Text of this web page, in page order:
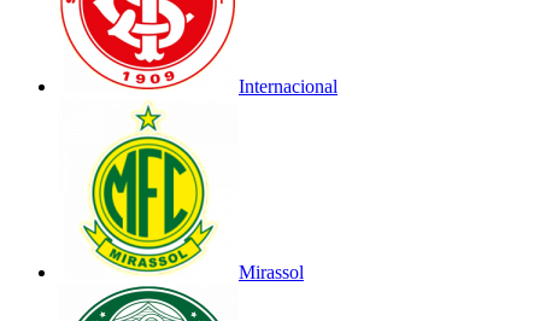
Internacional
Mirassol